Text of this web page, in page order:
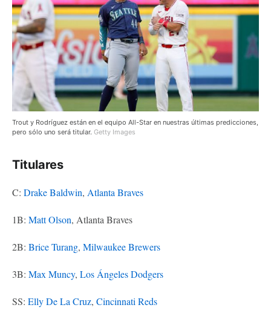
Trout y Rodríguez están en el equipo All-Star en nuestras últimas predicciones,
pero sólo uno será titular. Getty Images
Titulares
C: Drake Baldwin, Atlanta Braves
1B: Matt Olson, Atlanta Braves
2B: Brice Turang, Milwaukee Brewers
3B: Max Muncy, Los Ángeles Dodgers
SS: Elly De La Cruz, Cincinnati Reds